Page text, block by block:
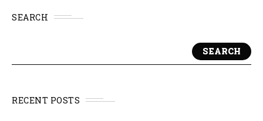
SEARCH
SEARCH
RECENT POSTS